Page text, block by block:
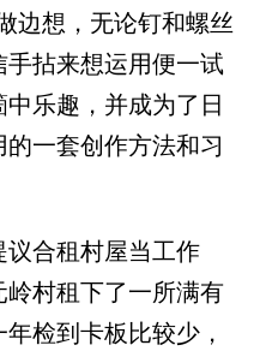
边想，无论钉和螺丝
拈来想运用便一试
乐趣，并成为了日
一套创作方法和习
合租村屋当工作
村租下了一所满有
检到卡板比较少，